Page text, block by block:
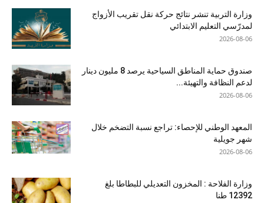
وزارة التربية تنشر نتائج حركة نقل تقريب الأزواج
لمدرّسي التعليم الابتدائي
2026-08-06
صندوق حماية المناطق السياحية يرصد 8 مليون دينار
لدعم النظافة والتهيئة...
2026-08-06
المعهد الوطني للإحصاء: تراجع نسبة التضخم خلال
شهر جويلية
2026-08-06
وزارة الفلاحة : المخزون التعديلي للبطاطا بلغ
12392 طنا